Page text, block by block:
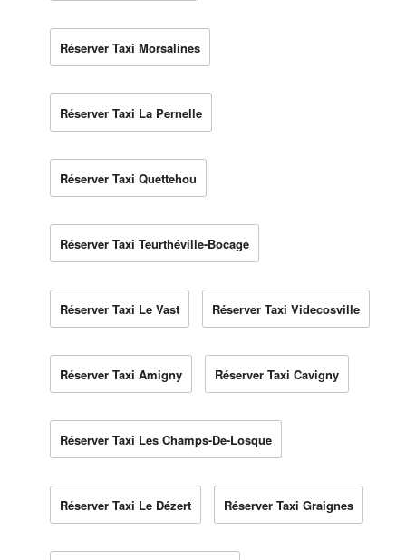
Réserver Taxi Morsalines
Réserver Taxi La Pernelle
Réserver Taxi Quettehou
Réserver Taxi Teurthéville-Bocage
Réserver Taxi Le Vast Réserver Taxi Videcosville
Réserver Taxi Amigny Réserver Taxi Cavigny
Réserver Taxi Les Champs-De-Losque
Réserver Taxi Le Dézert Réserver Taxi Graignes